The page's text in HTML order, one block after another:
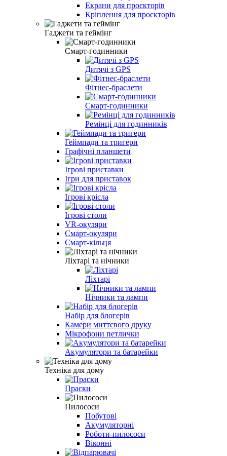
Екрани для проєкторів
Кріплення для проєкторів
Гаджети та геймінг
Смарт-годинники
Дитячі з GPS
Фітнес-браслети
Смарт-годинники
Ремінці для годинників
Геймпади та тригери
Графічні планшети
Ігрові приставки
Ігри для приставок
Ігрові крісла
Ігрові столи
VR-окуляри
Смарт-окуляри
Смарт-кільця
Ліхтарі та нічники
Ліхтарі
Нічники та лампи
Набір для блогерів
Камери миттєвого друку
Мікрофони петлички
Акумулятори та батарейки
Техніка для дому
Праски
Пилососи
Побутові
Акумуляторні
Роботи-пилососи
Віконні